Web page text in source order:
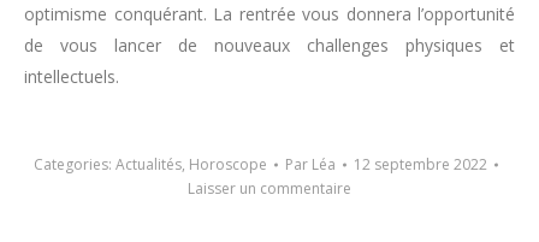
optimisme conquérant. La rentrée vous donnera l’opportunité
de vous lancer de nouveaux challenges physiques et
intellectuels.
Categories: Actualités, Horoscope Par Léa
12 septembre 2022
Laisser un commentaire